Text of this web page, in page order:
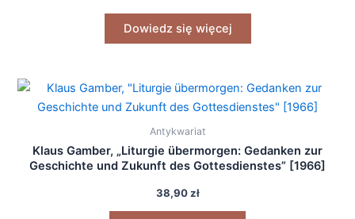
Dowiedz się więcej
Antykwariat
Klaus Gamber, „Liturgie übermorgen: Gedanken zur
Geschichte und Zukunft des Gottesdienstes” [1966]
38,90zł